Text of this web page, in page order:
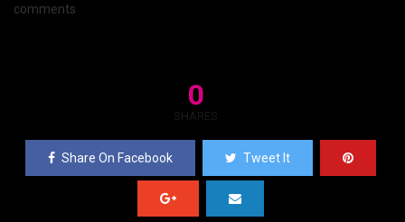
comments
0
SHARES
Share On Facebook Tweet It